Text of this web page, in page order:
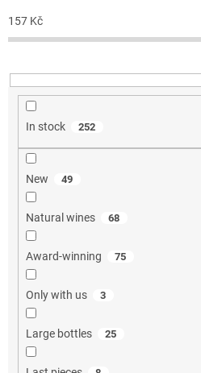
i
n
157 Kč
In stock 252
New 49
Natural wines 68
Award-winning 75
Only with us 3
Large bottles 25